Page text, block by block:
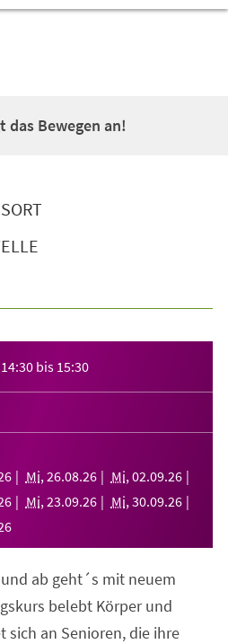
das Bewegen an!
14:30 bis 15:30
Mi, 26.08.26 Mi, 02.09.26
Mi, 23.09.26 Mi, 30.09.26
ab geht´s mit neuem
belebt Körper und
sich an Senioren, die ihre